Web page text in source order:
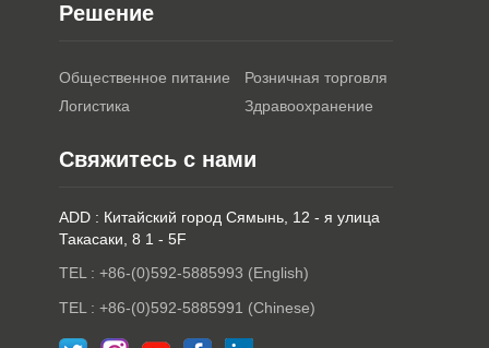
Решение
Общественное питание
Розничная торговля
Логистика
Здравоохранение
Свяжитесь с нами
ADD : Китайский город Сямынь, 12 - я улица
Такасаки, 8 1 - 5F
TEL : +86-(0)592-5885993 (English)
TEL : +86-(0)592-5885991 (Chinese)